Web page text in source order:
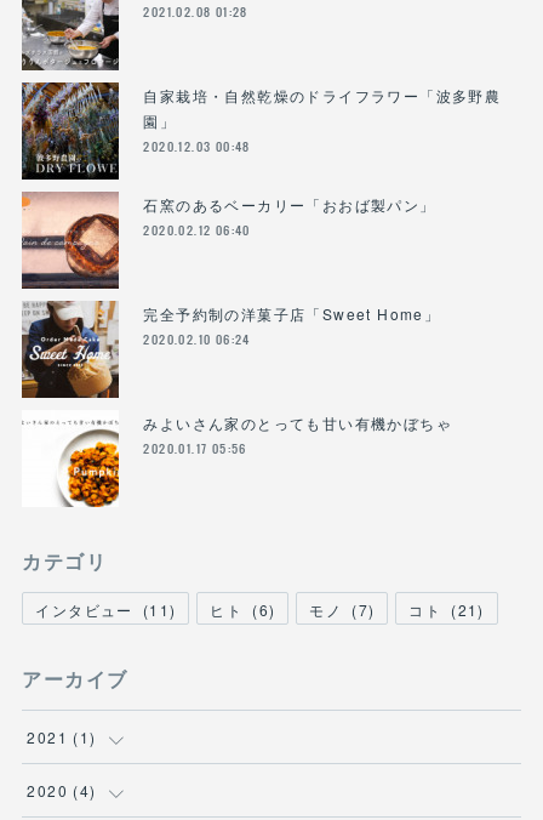
2021.02.08 01:28
自家栽培・自然乾燥のドライフラワー「波多野農
園」
2020.12.03 00:48
石窯のあるベーカリー「おおば製パン」
2020.02.12 06:40
完全予約制の洋菓子店「Sweet Home」
2020.02.10 06:24
みよいさん家のとっても甘い有機かぼちゃ
2020.01.17 05:56
カテゴリ
インタビュー (11) ヒト (6) モノ (7) コト (21)
アーカイブ
2021 (1)
(1
2020 (4)